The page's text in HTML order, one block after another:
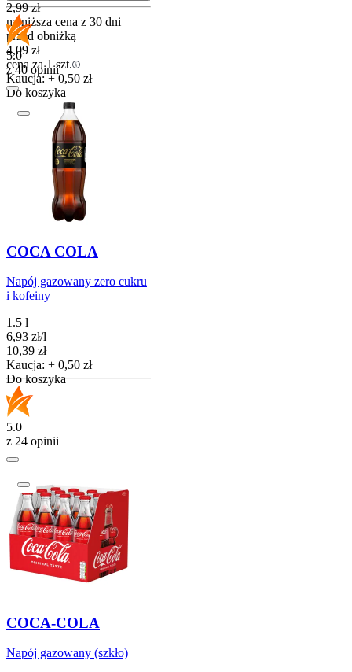
2,99 zł
najniższa cena z 30 dni
przed obniżką
4,09 zł
cena za 1 szt.
Kaucja: + 0,50 zł
Do koszyka
5.0
z 40 opinii
COCA COLA
Napój gazowany zero cukru
i kofeiny
1.5 l
6,93 zł/l
Cena
10,39 zł
Kaucja: + 0,50 zł
Do koszyka
5.0
z 24 opinii
COCA-COLA
Napój gazowany (szkło)